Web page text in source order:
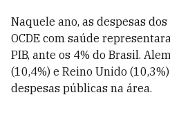
Naquele ano, as despesas
OCDE com saúde
PIB, ante os 4% do Brasil.
(10,4%) e Reino Unido
despesas públicas na área.